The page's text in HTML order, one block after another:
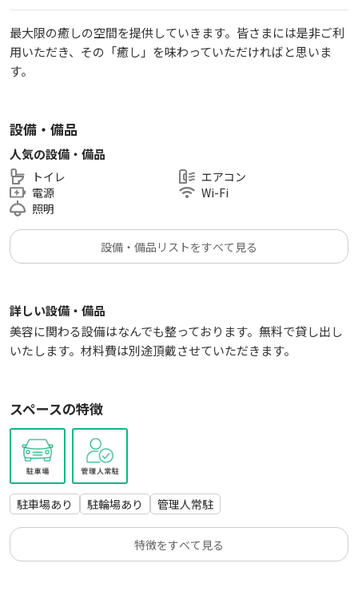
最大限の癒しの空間を提供していきます。皆さまには是非ご利
用いただき、その「癒し」を味わっていただければと思いま
す。
設備・備品
人気の設備・備品
トイレ
電源
照明
エアコン
Wi-Fi
設備・備品リストをすべて見る
詳しい設備・備品
美容に関わる設備はなんでも整っております。無料で貸し出し
いたします。材料費は別途頂戴させていただきます。
スペースの特徴
駐車場あり 駐輪場あり 管理人常駐
特徴をすべて見る